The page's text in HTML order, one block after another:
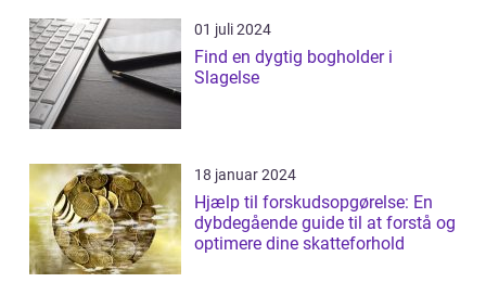
01 juli 2024
Find en dygtig bogholder i
Slagelse
18 januar 2024
Hjælp til forskudsopgørelse: En
dybdegående guide til at forstå og
optimere dine skatteforhold